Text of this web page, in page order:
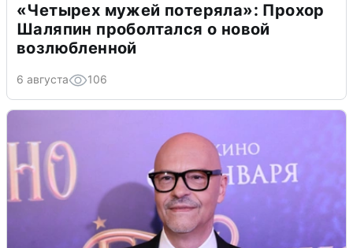
«Четырех мужей потеряла»: Прохор
Шаляпин проболтался о новой
возлюбленной
6 августа 106